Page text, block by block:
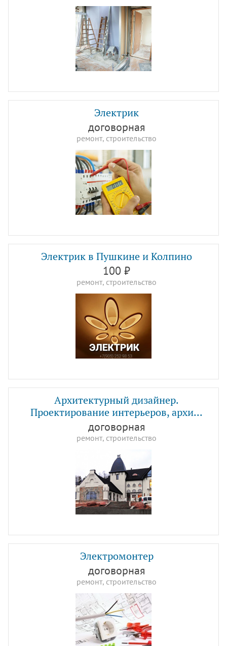
Электрик
договорная
ремонт, строительство
Электрик в Пушкине и Колпино
100 ₽
ремонт, строительство
Архитектурный дизайнер.
Проектирование интерьеров, архи...
договорная
ремонт, строительство
Электромонтер
договорная
ремонт, строительство